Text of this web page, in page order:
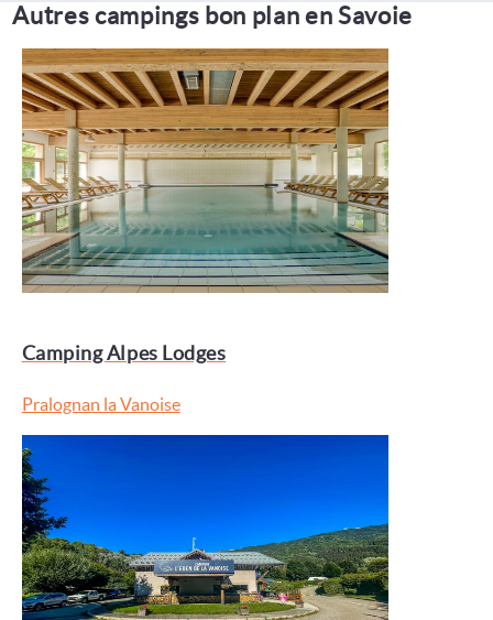
Autres campings bon plan en Savoie
Camping Alpes Lodges
Pralognan la Vanoise